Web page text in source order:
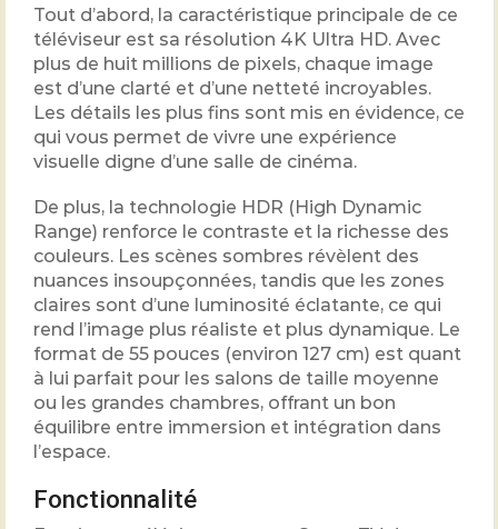
Tout d’abord, la caractéristique principale de ce
téléviseur est sa résolution 4K Ultra HD. Avec
plus de huit millions de pixels, chaque image
est d’une clarté et d’une netteté incroyables.
Les détails les plus fins sont mis en évidence, ce
qui vous permet de vivre une expérience
visuelle digne d’une salle de cinéma.
De plus, la technologie HDR (High Dynamic
Range) renforce le contraste et la richesse des
couleurs. Les scènes sombres révèlent des
nuances insoupçonnées, tandis que les zones
claires sont d’une luminosité éclatante, ce qui
rend l’image plus réaliste et plus dynamique. Le
format de 55 pouces (environ 127 cm) est quant
à lui parfait pour les salons de taille moyenne
ou les grandes chambres, offrant un bon
équilibre entre immersion et intégration dans
l’espace.
Fonctionnalité